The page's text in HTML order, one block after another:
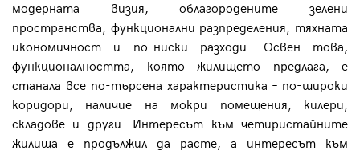
модерната визия, облагородените зелени
пространства, функционални разпределения, тяхната
икономичност и по-ниски разходи. Освен това,
функционалността, която жилището предлага, е
станала все по-търсена характеристика – по-широки
коридори, наличие на мокри помещения, килери,
складове и други. Интересът към четиристайните
жилища е продължил да расте, а интересът към